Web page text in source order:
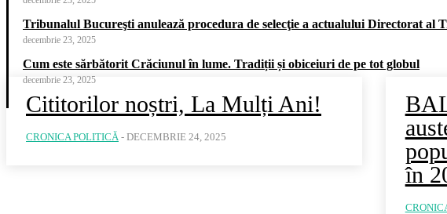
Tribunalul Bucureşti anulează procedura de selecţie a actualului Directorat al
decembrie 23, 2025
Cum este sărbătorit Crăciunul în lume. Tradiții și obiceiuri de pe tot globul
decembrie 23, 2025
Cititorilor noștri, La Mulți Ani!
CRONICA POLITICĂ - DECEMBRIE 24, 2025
în